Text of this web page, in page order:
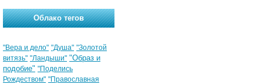
Облако тегов
"Вера и дело" "Душа" "Золотой
витязь" "Ландыши" "Образ и
подобие" "Поделись
Рождеством" "Православная